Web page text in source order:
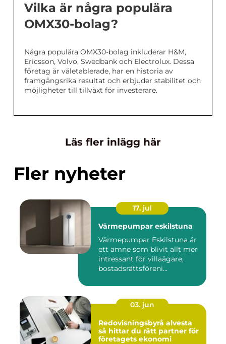
Vilka är några populära
OMX30-bolag?
Några populära OMX30-bolag inkluderar H&M,
Ericsson, Volvo, Swedbank och Electrolux. Dessa
företag är väletablerade, har en historia av
framgångsrika resultat och erbjuder stabilitet och
möjligheter till tillväxt för investerare.
Läs fler inlägg här
Fler nyheter
17. jul
Värmepumpar eskilstuna
Värmepumpar Eskilstuna är
ett ämne som blivit allt mer
intressant för villaägare,
bostadsrättsföreni...
03. jun
Redovisningsbyrå alvesta
så hittar du rätt partner för
företagets ekonomi